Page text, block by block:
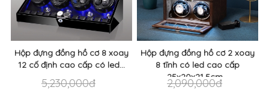
Hộp đựng đồng hồ cơ 8 xoay
12 cố định cao cấp có led...
5,230,000đ
Hộp đựng đồng hồ cơ 2 xoay
8 tĩnh có led cao cấp
25x20x21.5cm...
2,090,000đ